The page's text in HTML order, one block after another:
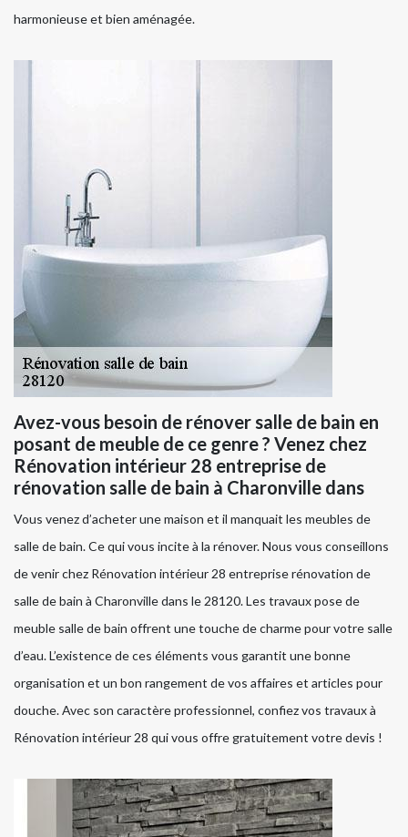
harmonieuse et bien aménagée.
Avez-vous besoin de rénover salle de bain en
posant de meuble de ce genre ? Venez chez
Rénovation intérieur 28 entreprise de
rénovation salle de bain à Charonville dans
Vous venez d’acheter une maison et il manquait les meubles de
salle de bain. Ce qui vous incite à la rénover. Nous vous conseillons
de venir chez Rénovation intérieur 28 entreprise rénovation de
salle de bain à Charonville dans le 28120. Les travaux pose de
meuble salle de bain offrent une touche de charme pour votre salle
d’eau. L’existence de ces éléments vous garantit une bonne
organisation et un bon rangement de vos affaires et articles pour
douche. Avec son caractère professionnel, confiez vos travaux à
Rénovation intérieur 28 qui vous offre gratuitement votre devis !